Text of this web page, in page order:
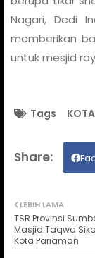
Nagari, Dedi
memberikan
untuk mesjid
Tags
LEBIH LAMA
TSR Provinsi
Masjid Taqwa
Kota Pariaman